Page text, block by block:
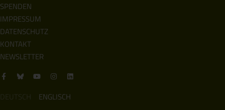
SPENDEN
IMPRESSUM
DATENSCHUTZ
KONTAKT
NEWSLETTER
DEUTSCH ENGLISCH